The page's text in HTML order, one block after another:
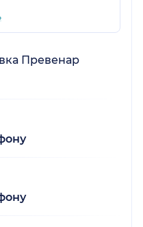
Превенар